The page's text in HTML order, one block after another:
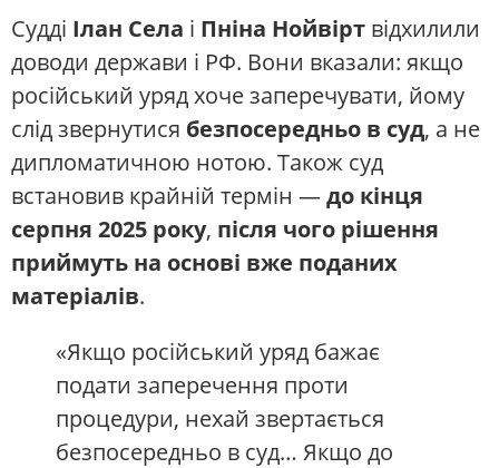
Судді Ілан Села і Пніна Нойвірт відхилили
доводи держави і РФ. Вони вказали: якщо
російський уряд хоче заперечувати, йому
слід звернутися безпосередньо в суд, а не
дипломатичною нотою. Також суд
встановив крайній термін —до кінця
серпня 2025 року, після чого рішення
приймуть на основі вже поданих
матеріалів.
«Якщо російський уряд бажає
подати заперечення проти
процедури, нехай звертається
безпосередньо в суд… Якщо до